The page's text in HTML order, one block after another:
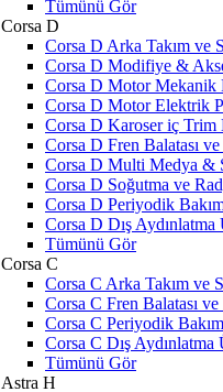
Tümünü Gör
Corsa D
Corsa D Arka Takım ve
Corsa D Modifiye &
Corsa D Motor Mekanik
Corsa D Motor Elektrik
Corsa D Karoser iç Trim
Corsa D Fren Balatası
Corsa D Multi Medya &
Corsa D Soğutma ve
Corsa D Periyodik
Corsa D Dış Aydınlatma
Tümünü Gör
Corsa C
Corsa C Arka Takım ve
Corsa C Fren Balatası
Corsa C Periyodik
Corsa C Dış Aydınlatma
Tümünü Gör
Astra H